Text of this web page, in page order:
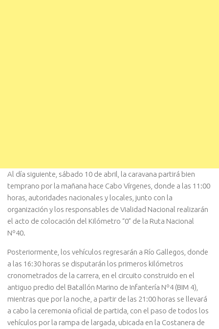
Al día siguiente, sábado 10 de abril, la caravana partirá bien
temprano por la mañana hace Cabo Vírgenes, donde a las 11:00
horas, autoridades nacionales y locales, junto con la
organización y los responsables de Vialidad Nacional realizarán
el acto de colocación del Kilómetro “0” de la Ruta Nacional
Nº40.
Posteriormente, los vehículos regresarán a Río Gallegos, donde
a las 16:30 horas se disputarán los primeros kilómetros
cronometrados de la carrera, en el circuito construido en el
antiguo predio del Batallón Marino de Infantería Nº4 (BIM 4),
mientras que por la noche, a partir de las 21:00 horas se llevará
a cabo la ceremonia oficial de partida, con el paso de todos los
vehículos por la rampa de largada, ubicada en la Costanera de